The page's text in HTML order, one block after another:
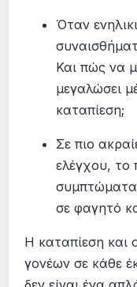
Όταν
Και πώς να
μεγαλώσει
καταπίεση;
Σε πιο
ελέγχου, το
συμπτώματα
σε φαγητό
Η καταπίεση και
γονέων σε κάθε